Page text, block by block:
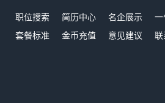
职位搜索 简历中心 名企展示 一
套餐标准
金币充值 意见建议 联